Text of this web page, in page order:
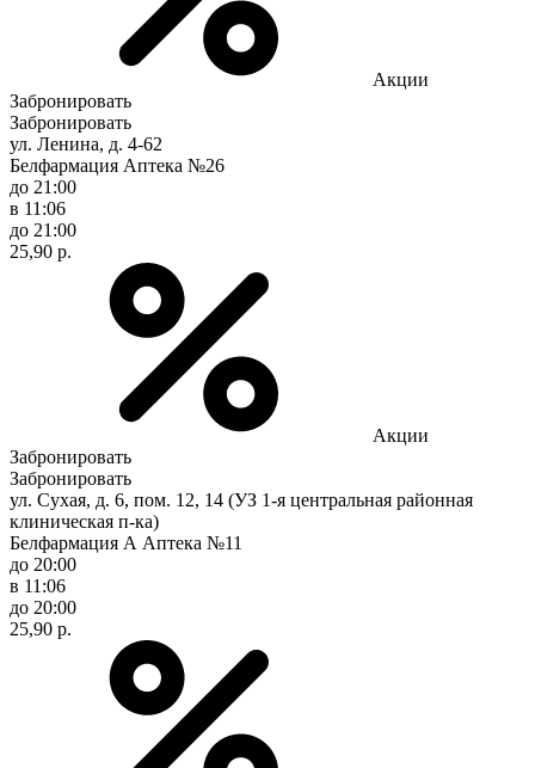
Акции
Забронировать
Забронировать
ул. Ленина, д. 4-62
Белфармация Аптека №26
до 21:00
в 11:06
до 21:00
25,90 р.
Акции
Забронировать
Забронировать
ул. Сухая, д. 6, пом. 12, 14 (УЗ 1-я центральная районная
клиническая п-ка)
Белфармация А Аптека №11
до 20:00
в 11:06
до 20:00
25,90 р.